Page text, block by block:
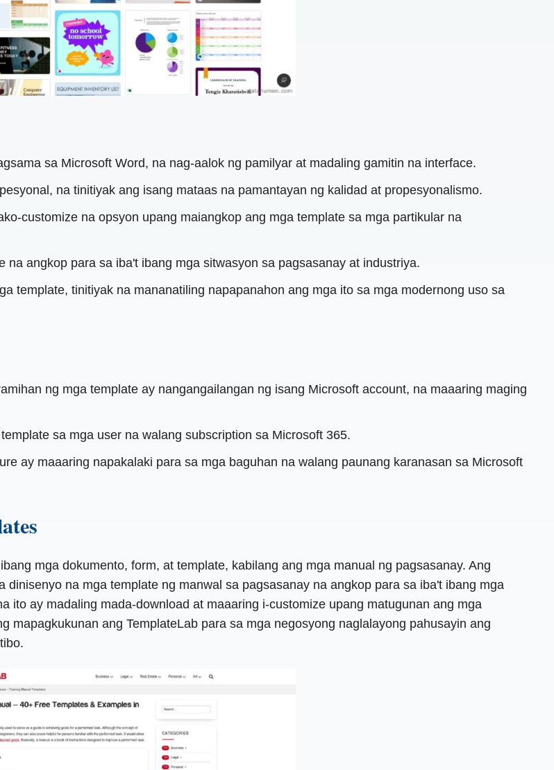
sa Microsoft Word, na nag-aalok ng pamilyar at madaling gamitin na interface.
na tinitiyak ang isang mataas na pamantayan ng kalidad at propesyonalismo.
customize na opsyon upang maiangkop ang mga template sa mga partikular na
angkop para sa iba't ibang mga sitwasyon sa pagsasanay at industriya.
template, tinitiyak na mananatiling napapanahon ang mga ito sa mga modernong uso sa
ng mga template ay nangangailangan ng isang Microsoft account, na maaaring maging
sa mga user na walang subscription sa Microsoft 365.
ay maaaring napakalaki para sa mga baguhan na walang paunang karanasan sa Microsoft
mga dokumento, form, at template, kabilang ang mga manual ng pagsasanay. Ang
na mga template ng manwal sa pagsasanay na angkop para sa iba't ibang mga
ito ay madaling mada-download at maaaring i-customize upang matugunan ang mga
mapagkukunan ang TemplateLab para sa mga negosyong naglalayong pahusayin ang